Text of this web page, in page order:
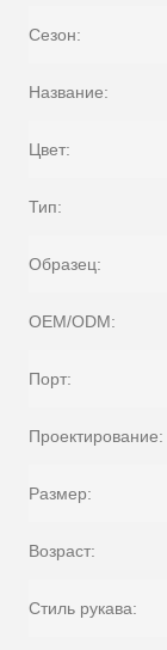
Сезон:
Название:
Цвет:
Тип:
Образец:
OEM/ODM:
Порт:
Проектирование:
Размер:
Возраст:
Стиль рукава: